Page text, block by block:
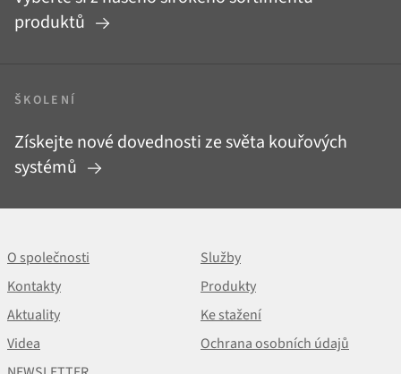
produktů
ŠKOLENÍ
Získejte nové dovednosti ze světa kouřových
systémů
O společnosti
Služby
Kontakty
Produkty
Aktuality
Ke stažení
Videa
Ochrana osobních údajů